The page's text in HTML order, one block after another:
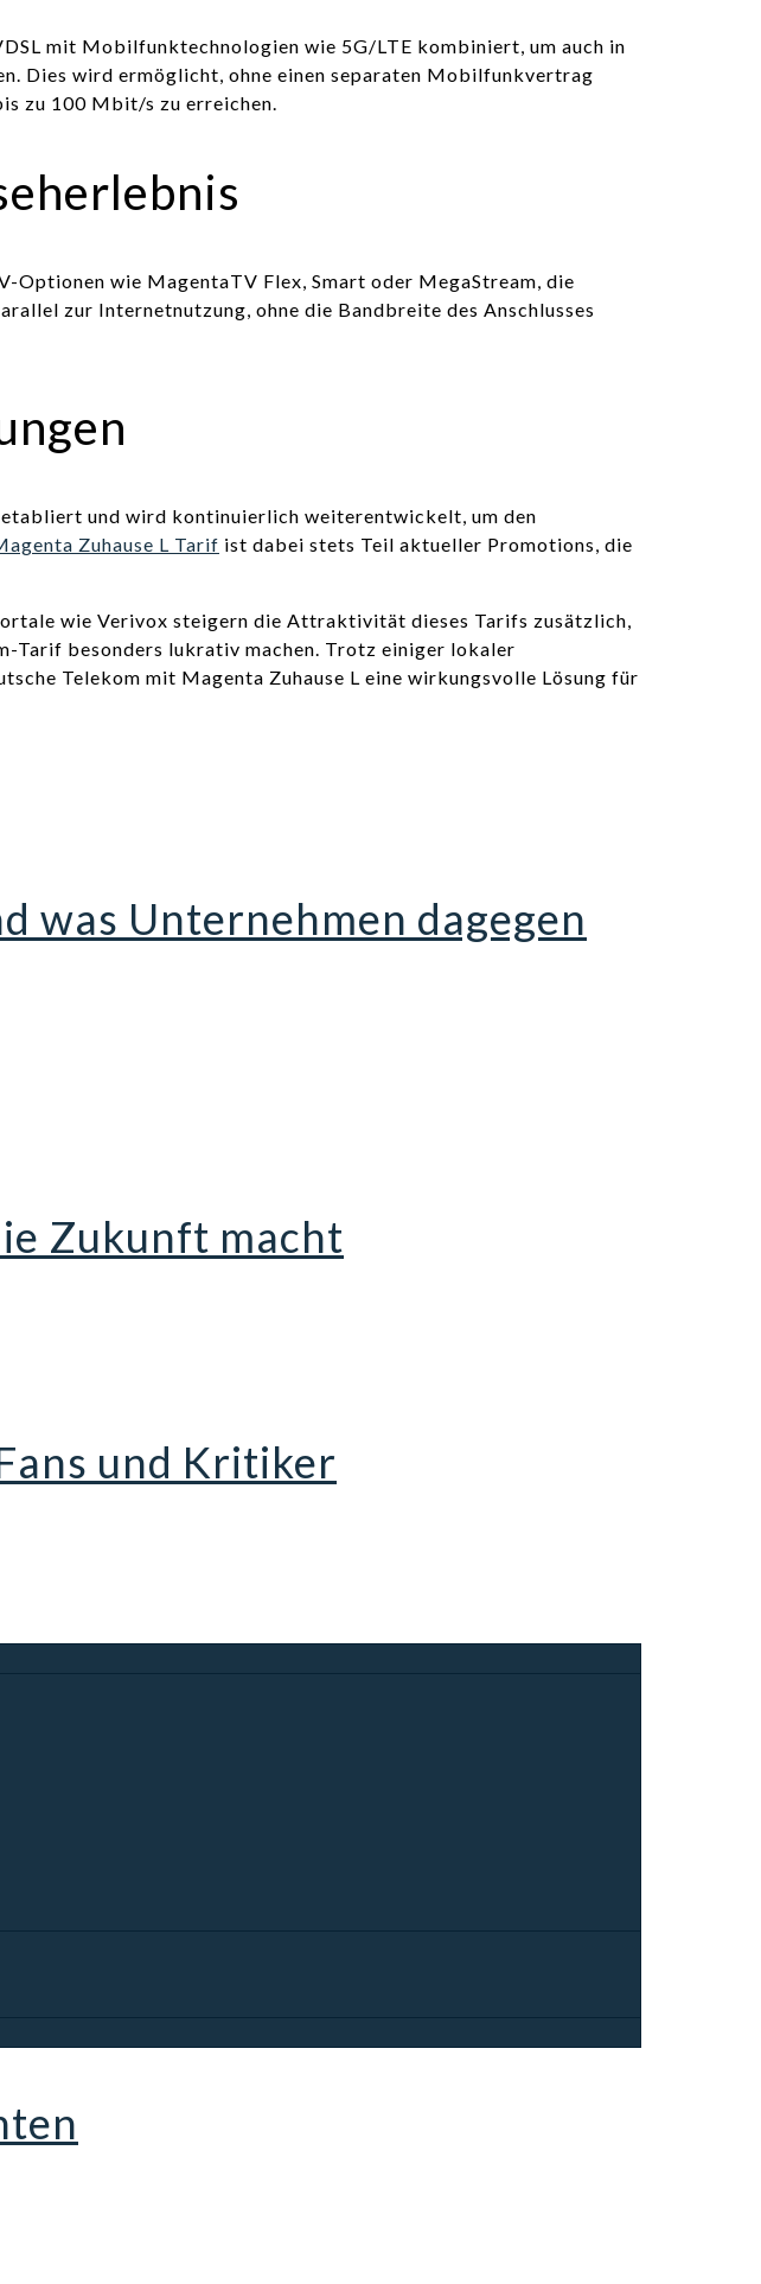
mit Mobilfunktechnologien wie 5G/LTE kombiniert, um auch in
Dies wird ermöglicht, ohne einen separaten Mobilfunkvertrag
zu 100 Mbit/s zu erreichen.
Optionen wie MagentaTV Flex, Smart oder MegaStream, die
zur Internetnutzung, ohne die Bandbreite des Anschlusses
und wird kontinuierlich weiterentwickelt, um den
Zuhause L Tarif ist dabei stets Teil aktueller Promotions, die
wie Verivox steigern die Attraktivität dieses Tarifs zusätzlich,
Tarif besonders lukrativ machen. Trotz einiger lokaler
Telekom mit Magenta Zuhause L eine wirkungsvolle Lösung für
was Unternehmen dagegen
Zukunft macht
und Kritiker